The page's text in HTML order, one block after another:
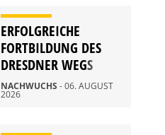
ERFOLGREICHE
FORTBILDUNG DES
DRESDNER WEGS
NACHWUCHS - 06. AUGUST
2026